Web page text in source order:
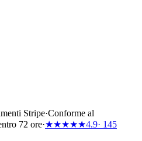
Stripe·Conforme al
72 ore·★★★★★4.9· 145